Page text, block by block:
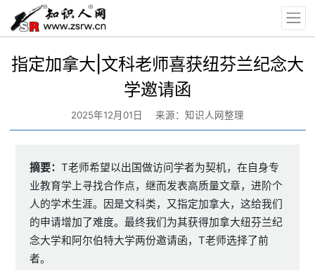
指定加拿大|文科老师喜获纽芬兰纪念大
学邀请函
2025年12月01日 来源：知识人网整理
摘要：T老师希望以出国做访问学者为契机，在自身专
业教育学上寻找合作点，继而发表高质量文章，进阶个
人的学术生涯。因是文科类，又指定加拿大，这给我们
的申请增加了难度。最终我们为其获得加拿大纽芬兰纪
念大学和阿尔伯特大学两份邀请函，T老师选择了前
者。